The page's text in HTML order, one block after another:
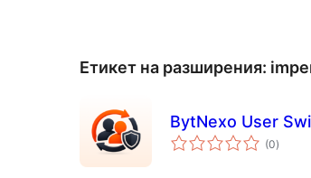
Етикет на разширения:
BytNexo User
(0общо
оценки
)